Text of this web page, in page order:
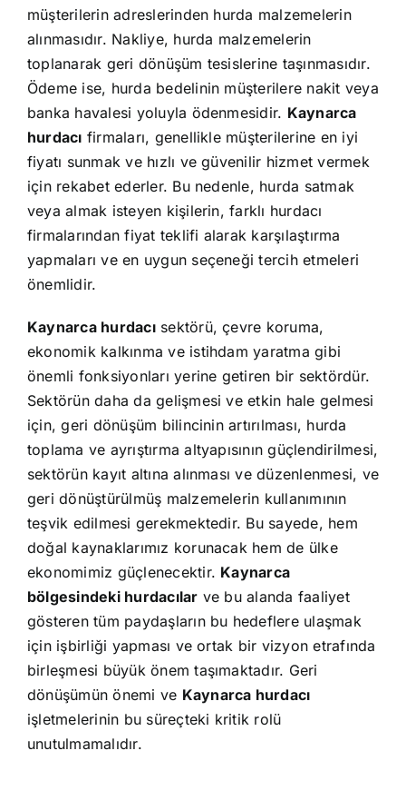
müşterilerin adreslerinden hurda malzemelerin
alınmasıdır. Nakliye, hurda malzemelerin
toplanarak geri dönüşüm tesislerine taşınmasıdır.
Ödeme ise, hurda bedelinin müşterilere nakit veya
banka havalesi yoluyla ödenmesidir. Kaynarca
hurdacı firmaları, genellikle müşterilerine en iyi
fiyatı sunmak ve hızlı ve güvenilir hizmet vermek
için rekabet ederler. Bu nedenle, hurda satmak
veya almak isteyen kişilerin, farklı hurdacı
firmalarından fiyat teklifi alarak karşılaştırma
yapmaları ve en uygun seçeneği tercih etmeleri
önemlidir.
Kaynarca hurdacısektörü, çevre koruma,
ekonomik kalkınma ve istihdam yaratma gibi
önemli fonksiyonları yerine getiren bir sektördür.
Sektörün daha da gelişmesi ve etkin hale gelmesi
için, geri dönüşüm bilincinin artırılması, hurda
toplama ve ayrıştırma altyapısının güçlendirilmesi,
sektörün kayıt altına alınması ve düzenlenmesi, ve
geri dönüştürülmüş malzemelerin kullanımının
teşvik edilmesi gerekmektedir. Bu sayede, hem
doğal kaynaklarımız korunacak hem de ülke
ekonomimiz güçlenecektir. Kaynarca
bölgesindeki hurdacılar ve bu alanda faaliyet
gösteren tüm paydaşların bu hedeflere ulaşmak
için işbirliği yapması ve ortak bir vizyon etrafında
birleşmesi büyük önem taşımaktadır. Geri
dönüşümün önemi ve Kaynarca hurdacı
işletmelerinin bu süreçteki kritik rolü
unutulmamalıdır.